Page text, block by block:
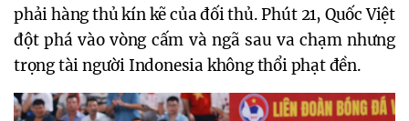
phải hàng thủ kín kẽ của đối thủ. Phút 21, Quốc Việt
đột phá vào vòng cấm và ngã sau va chạm nhưng
trọng tài người Indonesia không thổi phạt đền.